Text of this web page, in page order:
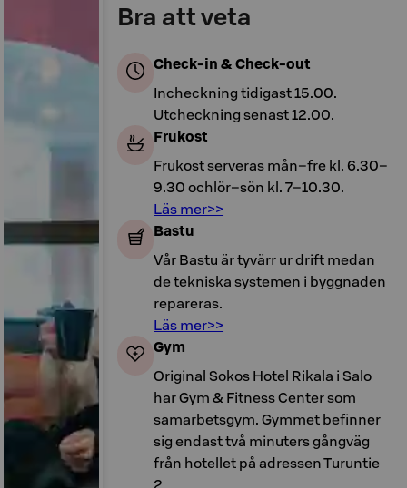
Bra att veta
Check-in & Check-out
Incheckning tidigast 15.00.
Utcheckning senast 12.00.
Frukost
Frukost serveras mån–fre kl. 6.30–
9.30 ochlör–sön kl. 7–10.30.
Läs mer>>
Bastu
Vår Bastu är tyvärr ur drift medan
de tekniska systemen i byggnaden
repareras.
Läs mer>>
Gym
Original Sokos Hotel Rikala i Salo
har Gym & Fitness Center som
samarbetsgym. Gymmet befinner
sig endast två minuters gångväg
från hotellet på adressen Turuntie
2.